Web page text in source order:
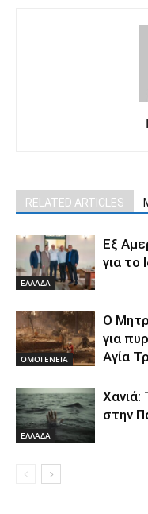
RELATED ARTICLES
ΕΛΛΑΔΑ
Εξ
για το
ΟΜΟΓΕΝΕΙΑ
Ο
για
Αγία
ΕΛΛΑΔΑ
Χανιά:
στην